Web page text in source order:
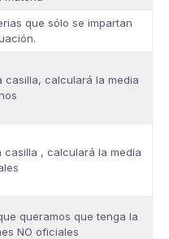
que sólo se impartan
casilla, calculará la media
casilla , calculará la media
queramos que tenga la
NO oficiales